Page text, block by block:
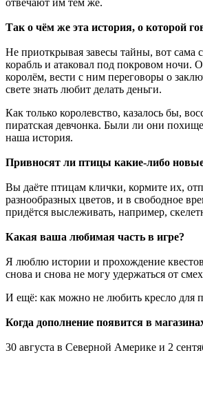
Так о чём же эта история, о которой
Не приоткрывая завесы тайны, вот сама
корабль и атаковал под покровом ночи.
королём, вести с ним переговоры о
свете знать любит делать деньги.
Как только королевство, казалось бы,
пиратская девчонка. Были ли они
наша история.
Привносят ли птицы какие-либо
Вы даёте птицам клички, кормите их,
разнообразных цветов, и в свободное
придётся выслеживать, например,
Какая ваша любимая часть в игре?
Я люблю истории и прохождение
снова и снова не могу удержаться от
И ещё: как можно не любить кресло для
Когда дополнение появится в
30 августа в Северной Америке и 2